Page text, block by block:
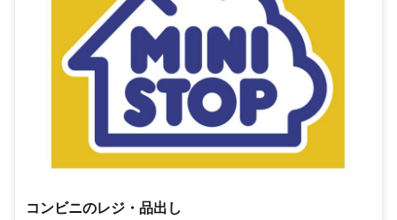
コンビニのレジ・品出し